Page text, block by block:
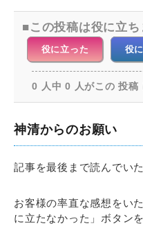
この投稿は役に立ち
役に立った 役
0 人中 0 人がこの 投稿
神清からのお願い
記事を最後まで読んでい
お客様の率直な感想をい
に立たなかった」ボタン